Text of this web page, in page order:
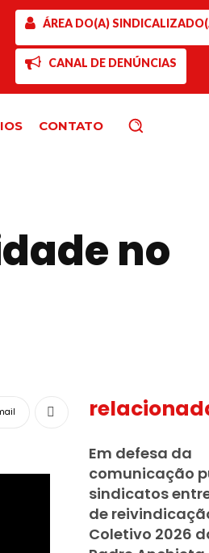
ÁREA DO(A)
CANAL DE DENÚNCIAS
CONTATO
no
Em defesa da
comunicação
sindicatos
de
Coletivo 2026